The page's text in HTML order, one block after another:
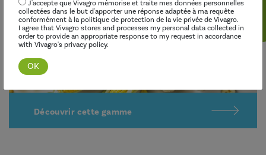
Découvrir cette gamme
J'accepte que Vivagro mémorise et traite mes données personnelles
collectées dans le but d'apporter une réponse adaptée à ma requête
conformément à la politique de protection de la vie privée de Vivagro.
I agree that Vivagro stores and processes my personal data collected in
order to provide an appropriate response to my request in accordance
with Vivagro's privacy policy.